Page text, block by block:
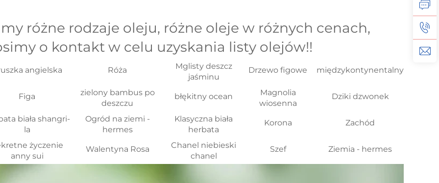
różne rodzaje oleju, różne oleje w różnych cenach,
o kontakt w celu uzyskania listy olejów!!
angielska Róża
Mglisty deszcz
jaśminu
Drzewo figowe międzykontynentalny
Figa
zielony bambus po
deszczu
błękitny ocean
Magnolia
wiosenna
Dziki dzwonek
biała shangri-
la
Ogród na ziemi -
hermes
Klasyczna biała
herbata
Korona Zachód
życzenie
anny sui
Walentyna Rosa
Chanel niebieski
chanel
Szef Ziemia - hermes